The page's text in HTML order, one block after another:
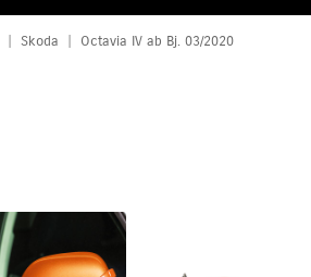
Skoda Octavia IV ab Bj. 03/2020